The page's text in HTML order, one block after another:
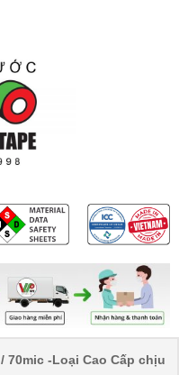
/ 70mic -Loại Cao Cấp chịu